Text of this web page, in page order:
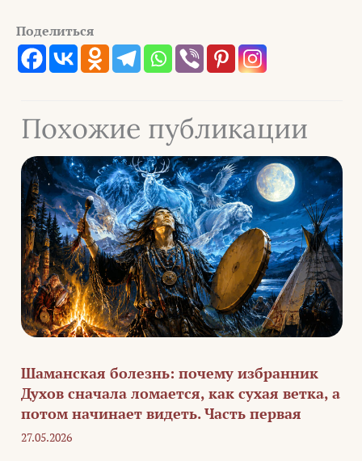
Поделиться
Похожие публикации
Шаманская болезнь: почему избранник
Духов сначала ломается, как сухая ветка, а
потом начинает видеть. Часть первая
27.05.2026